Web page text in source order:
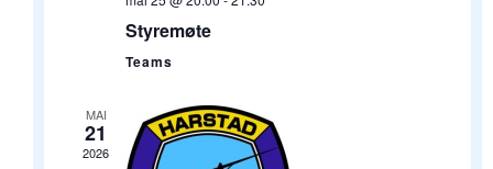
Styremøte
Teams
MAI
21
2026